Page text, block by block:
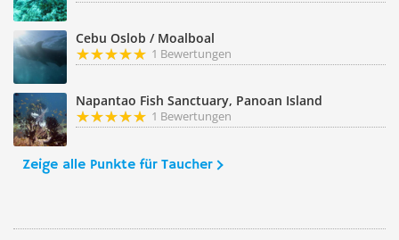
Cebu Oslob / Moalboal
1 Bewertungen
Napantao Fish Sanctuary, Panoan Island
1 Bewertungen
Zeige alle Punkte für Taucher